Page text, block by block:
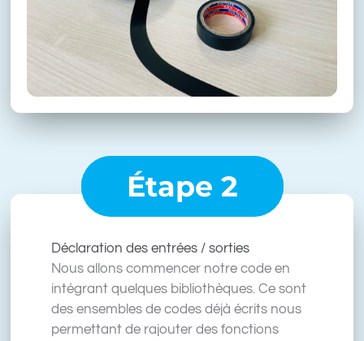
Étape 2
Déclaration des entrées / sorties
Nous allons commencer notre code en
intégrant quelques bibliothèques. Ce sont
des ensembles de codes déjà écrits nous
permettant de rajouter des fonctions